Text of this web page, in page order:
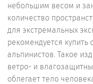
небольшим весом и
количество
для экстремальных
рекомендуется
альпинистов. Такое
ветро- и
облегает тело